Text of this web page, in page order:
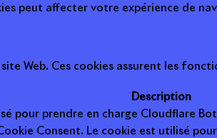
peut affecter votre expérience de
Web. Ces cookies assurent les
Description
pour prendre en charge Cloudflare
Consent. Le cookie est utilisé